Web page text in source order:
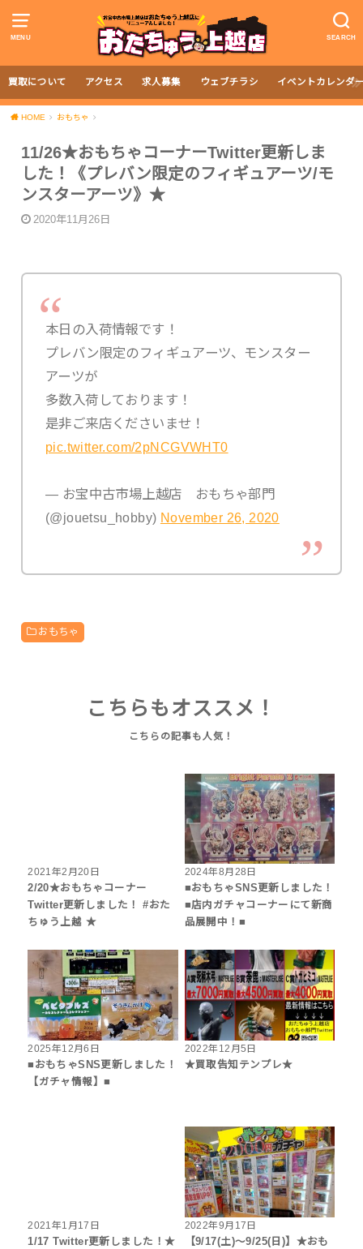
MENU SEARCH
買取について アクセス 求人募集 ウェブチラシ イベントカレンダ
HOME おもちゃ
11/26★おもちゃコーナーTwitter更新しま
した！《プレバン限定のフィギュアーツ/モ
ンスターアーツ》★
2020年11月26日
本日の入荷情報です！
プレバン限定のフィギュアーツ、モンスター
アーツが
多数入荷しております！
是非ご来店くださいませ！
pic.twitter.com/2pNCGVWHT0
— お宝中古市場上越店 おもちゃ部門
(@jouetsu_hobby) November 26, 2020
おもちゃ
こちらもオススメ！
2021年2月20日
2/20★おもちゃコーナー
Twitter更新しました！ #おた
ちゅう上越 ★
2024年8月28日
■おもちゃSNS更新しました！
■店内ガチャコーナーにて新商
品展開中！■
2025年12月6日
■おもちゃSNS更新しました！
【ガチャ情報】■
2022年12月5日
★買取告知テンプレ★
2021年1月17日
1/17 Twitter更新しました！★
2022年9月17日
【9/17(土)～9/25(日)】★おも